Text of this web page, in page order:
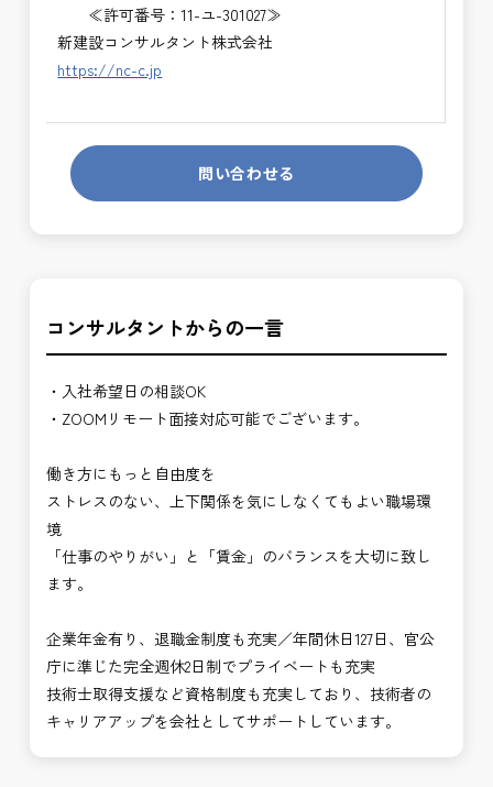
≪許可番号：11-ユ-301027≫
新建設コンサルタント株式会社
https://nc-c.jp
問い合わせる
コンサルタントからの一言
・入社希望日の相談OK
・ZOOMリモート面接対応可能でございます。
働き方にもっと自由度を
ストレスのない、上下関係を気にしなくてもよい職場環
境
「仕事のやりがい」と「賃金」のバランスを大切に致し
ます。
企業年金有り、退職金制度も充実／年間休日127日、官公
庁に準じた完全週休2日制でプライベートも充実
技術士取得支援など資格制度も充実しており、技術者の
キャリアアップを会社としてサポートしています。